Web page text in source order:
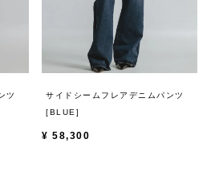
ツ
サイドシームフレアデニムパンツ
[BLUE]
¥ 58,300